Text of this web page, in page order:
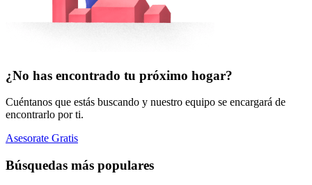
¿No has encontrado tu próximo hogar?
Cuéntanos que estás buscando y nuestro equipo se encargará de
encontrarlo por ti.
Asesorate Gratis
Búsquedas más populares